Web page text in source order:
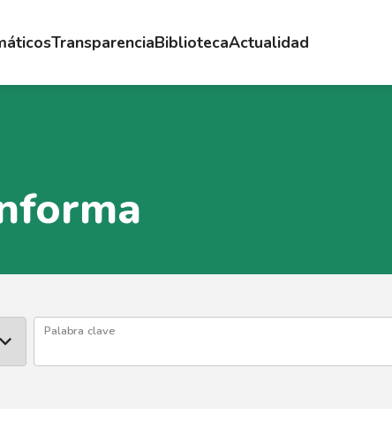
TransparenciaBibliotecaActualidad
Palabra clave